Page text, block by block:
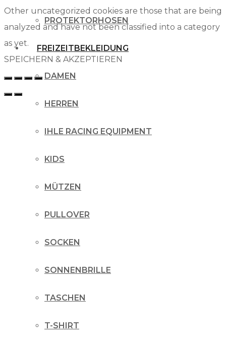
PROTEKTORHOSEN
FREIZEITBEKLEIDUNG
DAMEN
HERREN
IHLE RACING EQUIPMENT
KIDS
MÜTZEN
PULLOVER
SOCKEN
SONNENBRILLE
TASCHEN
T-SHIRT
Other uncategorized cookies are those that are being
analyzed and have not been classified into a category
as yet.
SPEICHERN & AKZEPTIEREN